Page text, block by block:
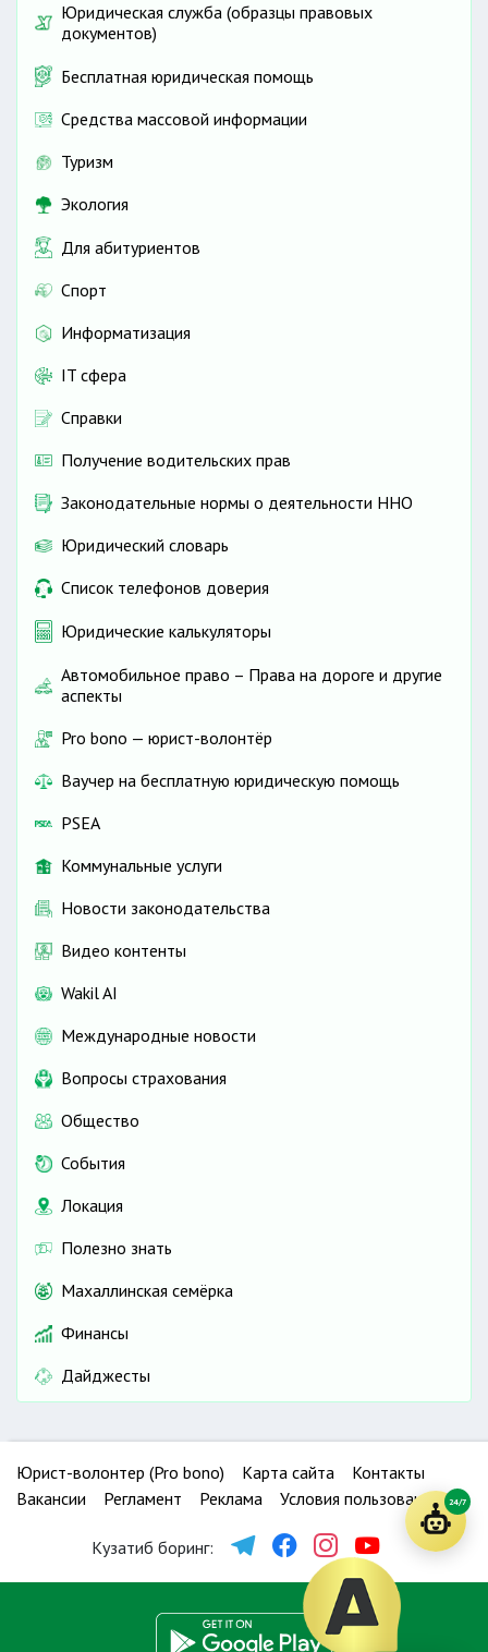
Юридическая служба (образцы правовых
документов)
Бесплатная юридическая помощь
Средства массовой информации
Туризм
Экология
Для абитуриентов
Спорт
Информатизация
IT сфера
Справки
Получение водительских прав
Законодательные нормы о деятельности ННО
Юридический словарь
Список телефонов доверия
Юридические калькуляторы
Автомобильное право – Права на дороге и другие
аспекты
Pro bono — юрист-волонтёр
Ваучер на бесплатную юридическую помощь
PSEA
Коммунальные услуги
Новости законодательства
Видео контенты
Wakil AI
Международные новости
Вопросы страхования
Общество
События
Локация
Полезно знать
Махаллинская семёрка
Финансы
Дайджесты
Юрист-волонтер (Pro bono) Карта сайта
Контакты
Вакансии
Регламент Реклама Условия пользования
Кузатиб боринг:
24/7